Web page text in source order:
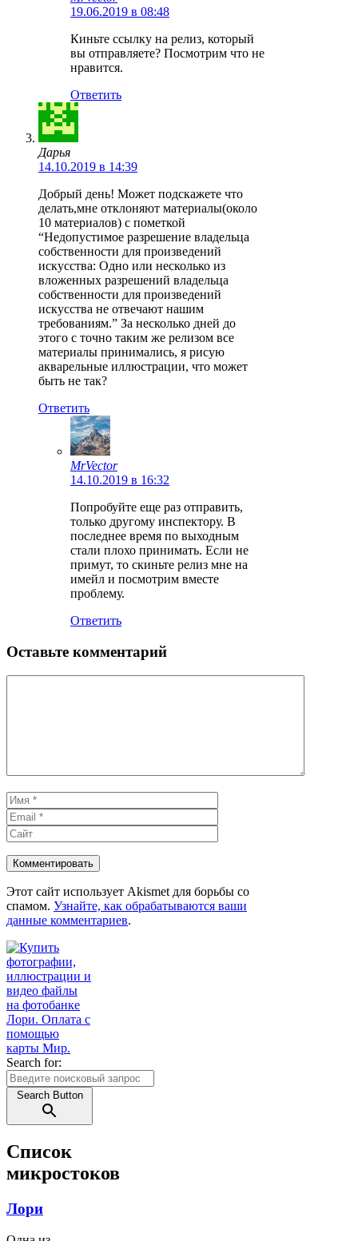
19.06.2019 в 08:48
Киньте ссылку на релиз, который
вы отправляете? Посмотрим что не
нравится.
Ответить
Дарья
14.10.2019 в 14:39
Добрый день! Может подскажете что
делать,мне отклоняют материалы(около
10 материалов) с пометкой
“Недопустимое разрешение владельца
собственности для произведений
искусства: Одно или несколько из
вложенных разрешений владельца
собственности для произведений
искусства не отвечают нашим
требованиям.” За несколько дней до
этого с точно таким же релизом все
материалы принимались, я рисую
акварельные иллюстрации, что может
быть не так?
Ответить
MrVector
14.10.2019 в 16:32
Попробуйте еще раз отправить,
только другому инспектору. В
последнее время по выходным
стали плохо принимать. Если не
примут, то скиньте релиз мне на
имейл и посмотрим вместе
проблему.
Ответить
Оставьте комментарий
Имя
Этот сайт использует Akismet для борьбы со
спамом. Узнайте, как обрабатываются ваши
данные комментариев.
Search for:
Search Button
Список
микростоков
Лори